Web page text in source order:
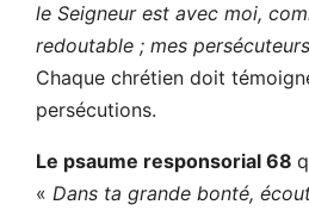
le Seigneur est avec moi,
redoutable ; mes
Chaque chrétien doit
persécutions.
Le psaume responsorial 68
« Dans ta grande bonté,